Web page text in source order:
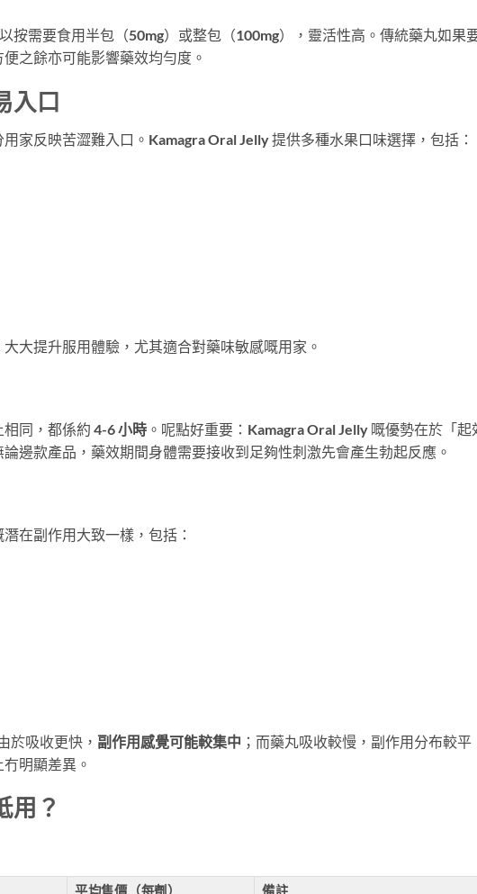
按需要食用半包（50mg）或整包（100mg），靈活性高。傳統藥丸如果
之餘亦可能影響藥效均勻度。
入口
家反映苦澀難入口。Kamagra Oral Jelly 提供多種水果口味選擇，包括：
大提升服用體驗，尤其適合對藥味敏感嘅用家。
同，都係約 4-6 小時 。呢點好重要：Kamagra Oral Jelly 嘅優勢在於「起
邊款產品，藥效期間身體需要接收到足夠性刺激先會產生勃起反應。
在副作用大致一樣，包括：
於吸收更快， 副作用感覺可能較集中 ；而藥丸吸收較慢，副作用分布較平
明顯差異。
用？
平均售價（每劑） 備註